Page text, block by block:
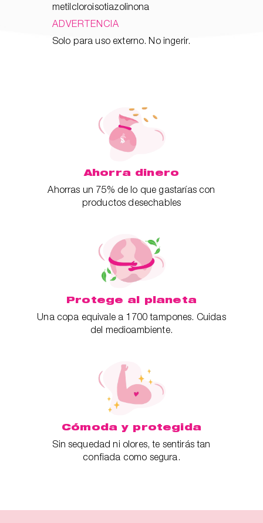
metilcloroisotiazolinona
ADVERTENCIA
Solo para uso externo. No ingerir.
Ahorra dinero
Ahorras un 75% de lo que gastarías con
productos desechables
Protege al planeta
Una copa equivale a 1700 tampones. Cuidas
del medioambiente.
Cómoda y protegida
Sin sequedad ni olores, te sentirás tan
confiada como segura.